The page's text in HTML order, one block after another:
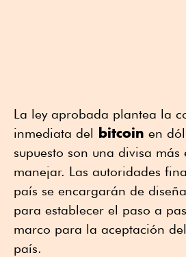
La ley aprobada plantea la
inmediata del bitcoin en
supuesto son una divisa más
manejar. Las autoridades
país se encargarán de
para establecer el paso a
marco para la aceptación
país.